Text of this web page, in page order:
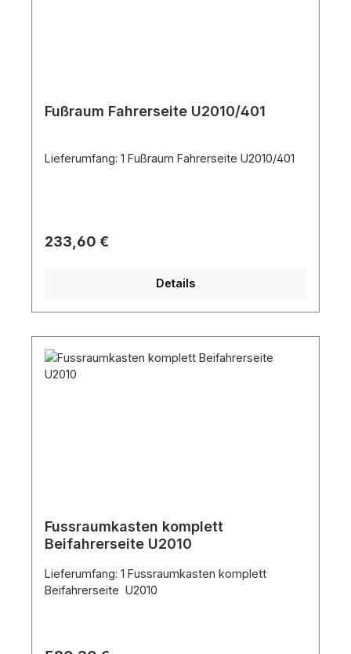
Fußraum Fahrerseite U2010/401
Lieferumfang: 1 Fußraum Fahrerseite U2010/401
Regulärer Preis:
233,60 €
Details
Fussraumkasten komplett
Beifahrerseite U2010
Lieferumfang: 1 Fussraumkasten komplett
Beifahrerseite U2010